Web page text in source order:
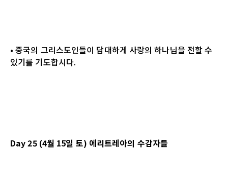
• 중국의 그리스도인들이 담대하게 사랑의 하나님을 전할 수
있기를 기도합시다.
Day 25 (4월 15일 토) 에리트레아의 수감자들